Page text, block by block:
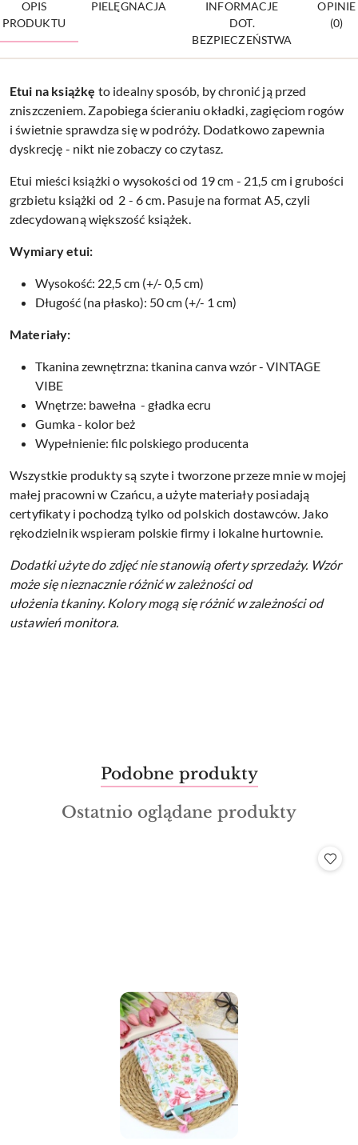
OPIS
PRODUKTU
PIELĘGNACJA
INFORMACJE
DOT.
BEZPIECZEŃSTWA
OPINIE
(0)
Etui na książkę to idealny sposób, by chronić ją przed
zniszczeniem. Zapobiega ścieraniu okładki, zagięciom rogów
i świetnie sprawdza się w podróży. Dodatkowo zapewnia
dyskrecję - nikt nie zobaczy co czytasz.
Etui mieści książki o wysokości od 19 cm - 21,5 cm i grubości
grzbietu książki od 2 - 6 cm. Pasuje na format A5, czyli
zdecydowaną większość książek.
Wymiary etui:
Wysokość: 22,5 cm (+/- 0,5 cm)
Długość (na płasko): 50 cm (+/- 1 cm)
Materiały:
Tkanina zewnętrzna: tkanina canva wzór - VINTAGE
VIBE
Wnętrze: bawełna - gładka ecru
Gumka - kolor beż
Wypełnienie: filc polskiego producenta
Wszystkie produkty są szyte i tworzone przeze mnie w mojej
małej pracowni w Czańcu, a użyte materiały posiadają
certyfikaty i pochodzą tylko od polskich dostawców. Jako
rękodzielnik wspieram polskie firmy i lokalne hurtownie.
Dodatki użyte do zdjęć nie stanowią oferty sprzedaży. Wzór
może się nieznacznie różnić w zależności od
ułożenia tkaniny. Kolory mogą się różnić w zależności od
ustawień monitora.
Pomiń karuzelę produktów
Produkty
o
statusie:
Podobne produkty
Produkty
Ostatnio oglądane produkty